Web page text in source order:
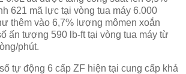
621 mã lực tại vòng tua máy 6.000
thêm vào 6,7% lượng mômen xoắn
ấn tượng 590 lb-ft tại vòng tua máy từ
phút.
tự động 6 cấp ZF hiện tại cung cấp khả